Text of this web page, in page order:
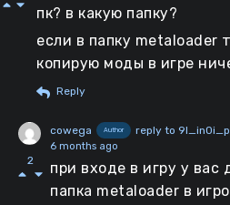
пк? в какую папку?
если в папку metaloader
копирую моды в игре
Reply
2
cowega Author reply to
6 months ago
при входе в игру у вас
папка metaloader в